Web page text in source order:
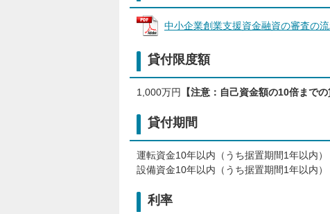
中小企業創業支援資金融資の審査の
貸付限度額
1,000万円 【注意：自己資金額の10倍まで
貸付期間
運転資金10年以内（うち据置期間1年以内）
設備資金10年以内（うち据置期間1年以内）
利率